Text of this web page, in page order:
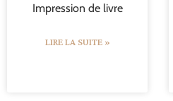
Impression de livre
LIRE LA SUITE »